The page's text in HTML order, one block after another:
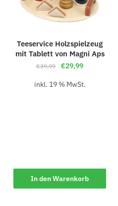
Teeservice Holzspielzeug
mit Tablett von Magni Aps
€39,99 €29,99
inkl. 19 % MwSt.
In den Warenkorb